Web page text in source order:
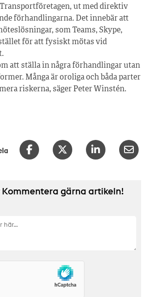
ut med direktiv
förhandlingarna. Det innebär att
som Teams, Skype,
för att fysiskt mötas vid
att ställa in några förhandlingar utan
Många är oroliga och båda parter
riskerna, säger Peter Winstén.
Kommentera gärna artikeln!